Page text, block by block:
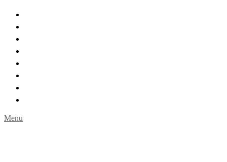
Menu